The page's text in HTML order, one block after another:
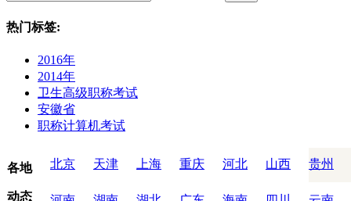
热门标签:
2016年
2014年
卫生高级职称考试
安徽省
职称计算机考试
各地
动态
北京 天津 上海 重庆 河北 山西 贵州